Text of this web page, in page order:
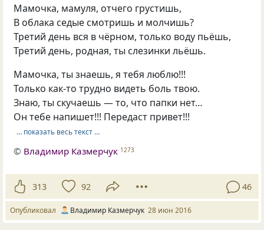
Мамочка, мамуля, отчего грустишь,
В облака седые смотришь и молчишь?
Третий день вся в чёрном, только воду пьёшь,
Третий день, родная, ты слезинки льёшь.
Мамочка, ты знаешь, я тебя люблю!!!
Только как-то трудно видеть боль твою.
Знаю, ты скучаешь — то, что папки нет…
Он тебе напишет!!! Передаст привет!!!
… показать весь текст …
© Владимир Казмерчук 1273
313 92 46
Опубликовал Владимир Казмерчук 28 июн 2016